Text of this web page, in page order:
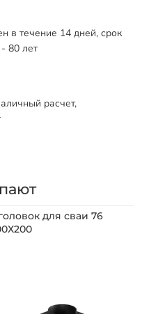
в течение 14 дней, срок
80 лет
расчет,
для сваи 76